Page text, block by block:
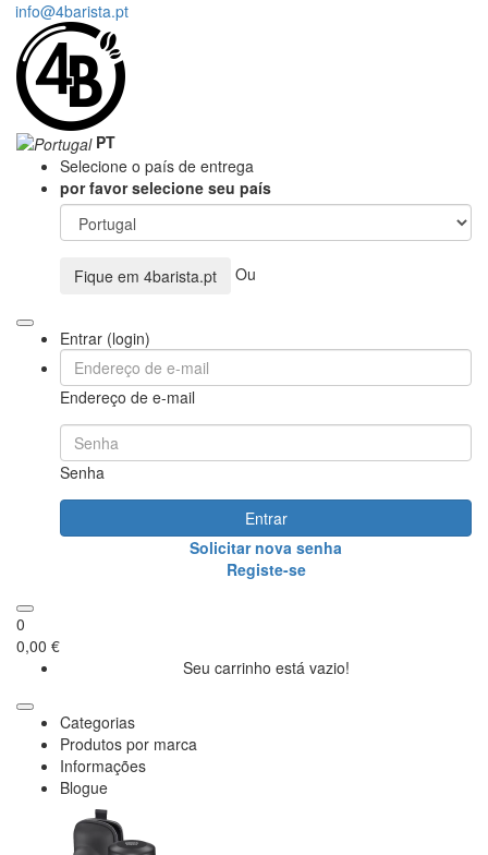
info@4barista.pt
PT
Selecione o país de entrega
por favor selecione seu país
Fique em 4barista.pt Ou
Entrar (login)
Endereço de e-mail
Senha
Entrar
Solicitar nova senha
Registe-se
0
0,00 €
Seu carrinho está vazio!
Categorias
Produtos por marca
Informações
Blogue